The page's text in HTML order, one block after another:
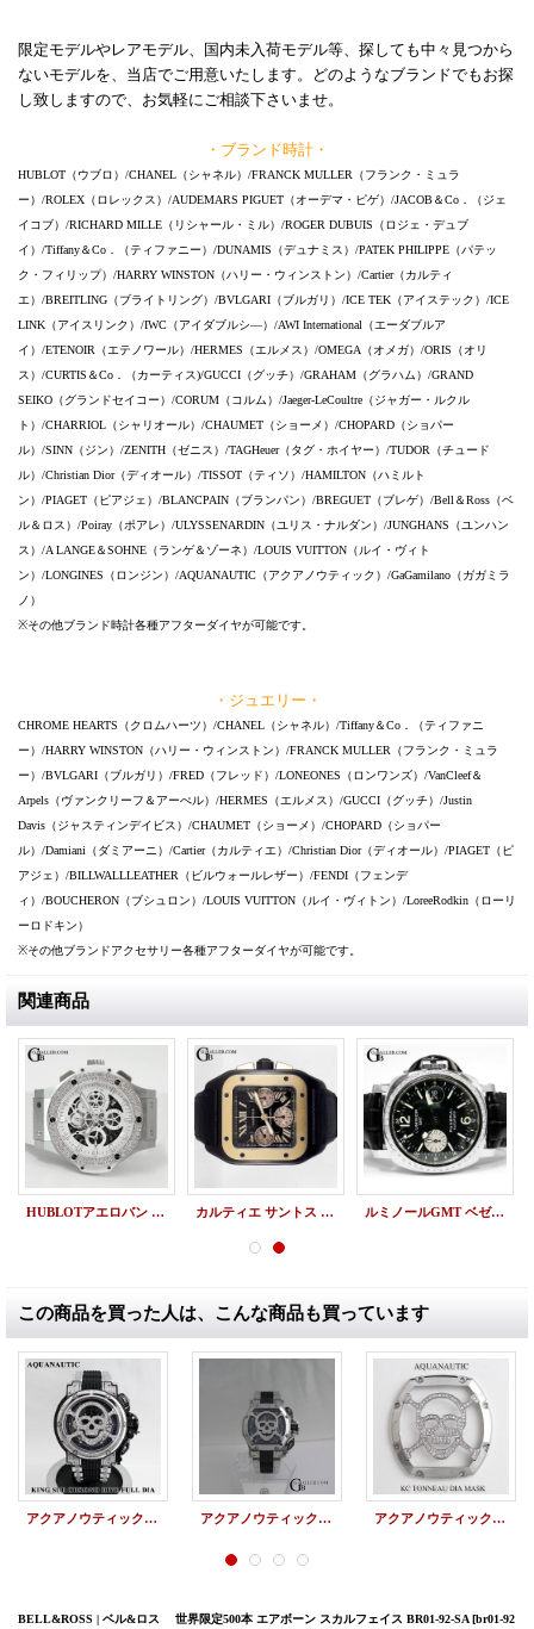
限定モデルやレアモデル、国内未入荷モデル等、探しても中々見つから
ないモデルを、当店でご用意いたします。どのようなブランドでもお探
し致しますので、お気軽にご相談下さいませ。
・ブランド時計・
HUBLOT（ウブロ）/CHANEL（シャネル）/FRANCK MULLER（フランク・ミュラ
ー）/ROLEX（ロレックス）/AUDEMARS PIGUET（オーデマ・ピゲ）/JACOB＆Co．（ジェ
イコブ）/RICHARD MILLE（リシャール・ミル）/ROGER DUBUIS（ロジェ・デュブ
イ）/Tiffany＆Co．（ティファニー）/DUNAMIS（デュナミス）/PATEK PHILIPPE（パテッ
ク・フィリップ）/HARRY WINSTON（ハリー・ウィンストン）/Cartier（カルティ
エ）/BREITLING（ブライトリング）/BVLGARI（ブルガリ）/ICE TEK（アイステック）/ICE
LINK（アイスリンク）/IWC（アイダブルシ―）/AWI International（エーダブルア
イ）/ETENOIR（エテノワール）/HERMES（エルメス）/OMEGA（オメガ）/ORIS（オリ
ス）/CURTIS＆Co．（カーティス)/GUCCI（グッチ）/GRAHAM（グラハム）/GRAND
SEIKO（グランドセイコー）/CORUM（コルム）/Jaeger-LeCoultre（ジャガー・ルクル
ト）/CHARRIOL（シャリオール）/CHAUMET（ショーメ）/CHOPARD（ショパー
ル）/SINN（ジン）/ZENITH（ゼニス）/TAGHeuer（タグ・ホイヤー）/TUDOR（チュード
ル）/Christian Dior（ディオール）/TISSOT（ティソ）/HAMILTON（ハミルト
ン）/PIAGET（ピアジェ）/BLANCPAIN（ブランパン）/BREGUET（ブレゲ）/Bell＆Ross（ベ
ル＆ロス）/Poiray（ポアレ）/ULYSSENARDIN（ユリス・ナルダン）/JUNGHANS（ユンハン
ス）/A LANGE＆SOHNE（ランゲ＆ゾーネ）/LOUIS VUITTON（ルイ・ヴィト
ン）/LONGINES（ロンジン）/AQUANAUTIC（アクアノウティック）/GaGamilano（ガガミラ
ノ）
※その他ブランド時計各種アフターダイヤが可能です。
・ジュエリー・
CHROME HEARTS（クロムハーツ）/CHANEL（シャネル）/Tiffany＆Co．（ティファニ
ー）/HARRY WINSTON（ハリー・ウィンストン）/FRANCK MULLER（フランク・ミュラ
ー）/BVLGARI（ブルガリ）/FRED（フレッド）/LONEONES（ロンワンズ）/VanCleef＆
Arpels（ヴァンクリーフ＆アーぺル）/HERMES（エルメス）/GUCCI（グッチ）/Justin
Davis（ジャスティンデイビス）/CHAUMET（ショーメ）/CHOPARD（ショパー
ル）/Damiani（ダミアーニ）/Cartier（カルティエ）/Christian Dior（ディオール）/PIAGET（ピ
アジェ）/BILLWALLLEATHER（ビルウォールレザー）/FENDI（フェンデ
ィ）/BOUCHERON（ブシュロン）/LOUIS VUITTON（ルイ・ヴィトン）/LoreeRodkin（ローリ
ーロドキン）
※その他ブランドアクセサリー各種アフターダイヤが可能です。
関連商品
HUBLOTアエロバン パヴェダイヤ オールホワイト 日本限定モデル/純正ダイヤ カルティエ サントス 100XL クロノグラフ PGベゼル 廃盤モデル W2020004 ルミノールGMT ベゼルダイヤ PAM00088 純正 レザーベルト
この商品を買った人は、こんな商品も買っています
アクアノウティックアフターダイヤ キングサブクロノダイブ スカルマスク アクアノウティック トノー/キングクロノ スカルマスク / KING CHRONOGRAPH アクアノウティック KING CHRONOGRAPH KCトノー/キングクロノ KCトノー スカルマスク
BELL&ROSS | ベル&ロス 世界限定500本 エアボーン スカルフェイス BR01-92-SA[br01-92